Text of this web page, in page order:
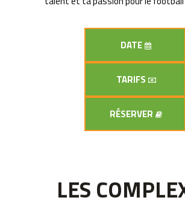
DATE
TARIFS
RÉSERVER
LES